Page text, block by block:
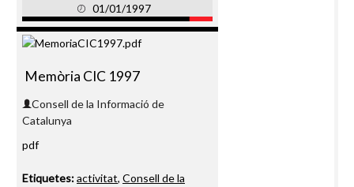
01/01/1997
Memòria CIC 1997
Consell de la Informació de
Catalunya
pdf
Etiquetes:activitat, Consell de la